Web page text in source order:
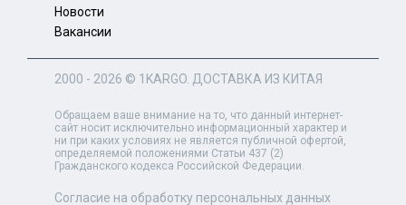
Новости
Вакансии
2000 - 2026 © 1KARGO . ДОСТАВКА ИЗ КИТАЯ
Обращаем ваше внимание на то, что данный интернет-
сайт носит исключительно информационный характер и
ни при каких условиях не является публичной офертой,
определяемой положениями Статьи 437 (2)
Гражданского кодекса Российской Федерации.
Согласие на обработку персональных данных